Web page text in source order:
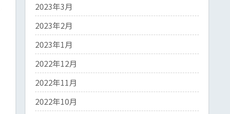
2023年3月
2023年2月
2023年1月
2022年12月
2022年11月
2022年10月